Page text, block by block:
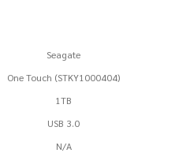
Seagate
One Touch (STKY1000404)
1TB
USB 3.0
N/A